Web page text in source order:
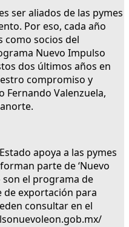
ser aliados de las pymes
Por eso, cada año
como socios del
Nuevo Impulso
dos últimos años en
compromiso y
Fernando Valenzuela,
apoya a las pymes
parte de ‘Nuevo
son el programa de
exportación para
consultar en el